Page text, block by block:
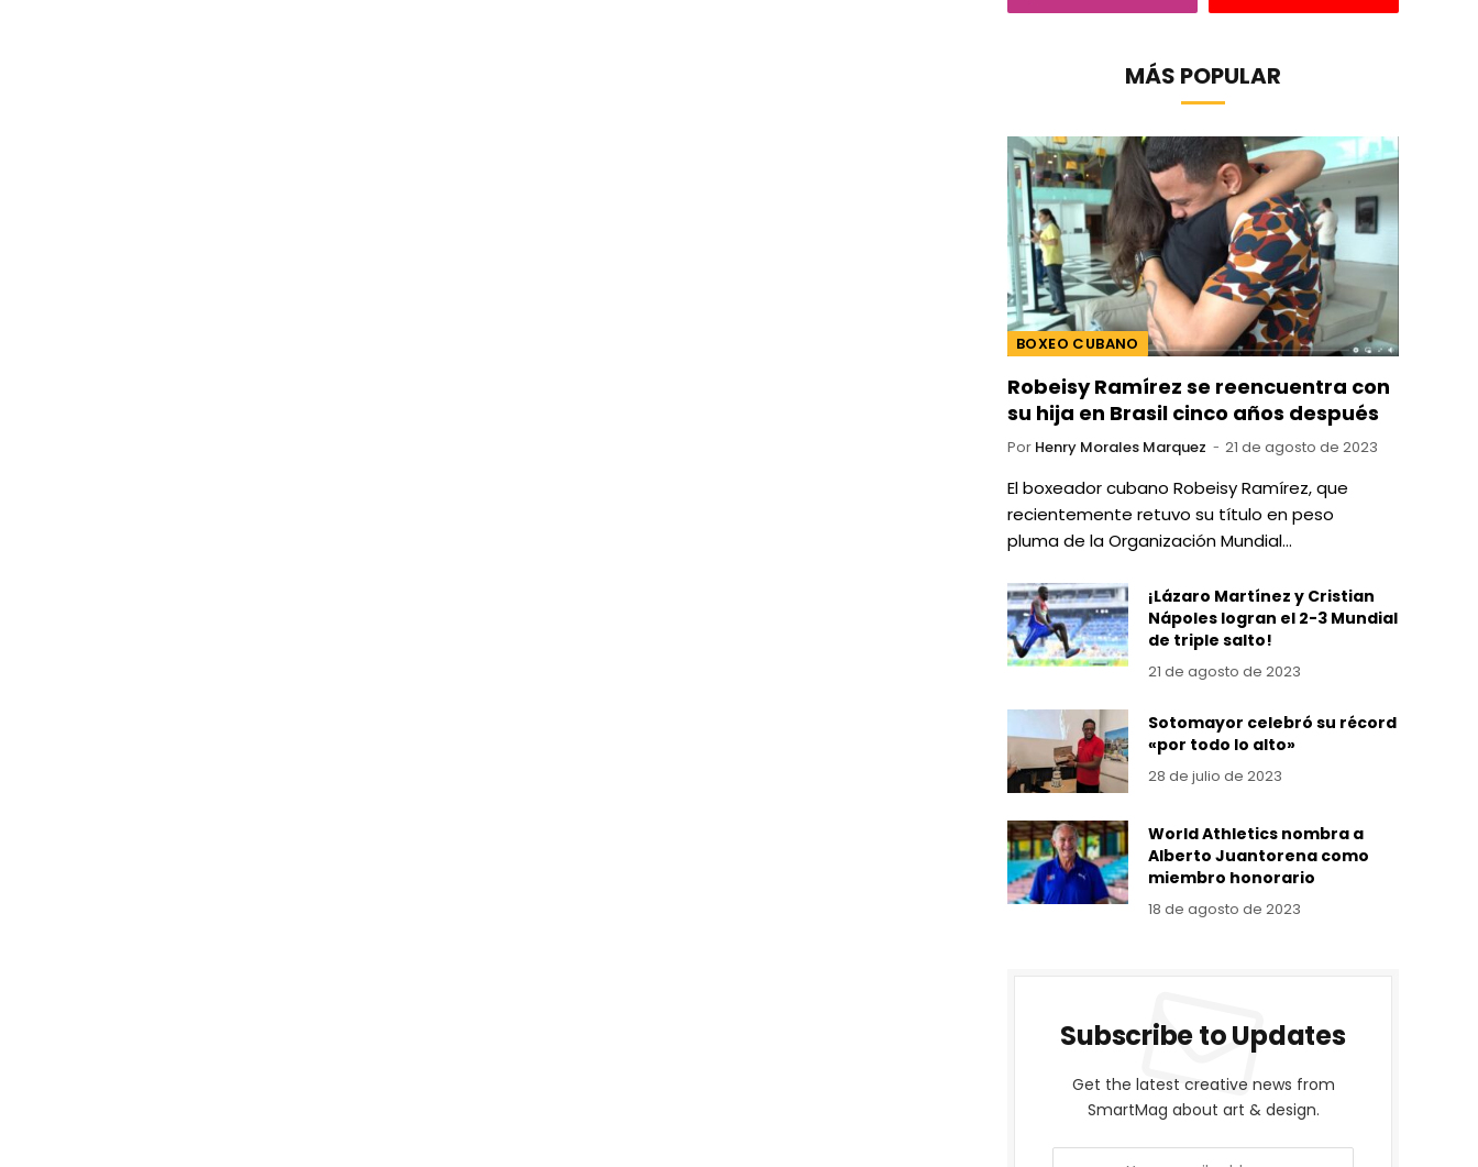
MÁS POPULAR
BOXEO CUBANO
Robeisy Ramírez se reencuentra con
su hija en Brasil cinco años después
Por Henry Morales Marquez 21 de agosto de 2023
El boxeador cubano Robeisy Ramírez, que
recientemente retuvo su título en peso
pluma de la Organización Mundial…
¡Lázaro Martínez y Cristian
Nápoles logran el 2-3 Mundial
de triple salto!
21 de agosto de 2023
Sotomayor celebró su récord
«por todo lo alto»
28 de julio de 2023
World Athletics nombra a
Alberto Juantorena como
miembro honorario
18 de agosto de 2023
Subscribe to Updates
Get the latest creative news from
SmartMag about art & design.